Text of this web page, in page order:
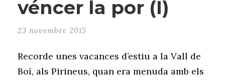
véncer la por (I)
23 novembre 2015
Recorde unes vacances d’estiu a la Vall de
Boí, als Pirineus, quan era menuda amb els